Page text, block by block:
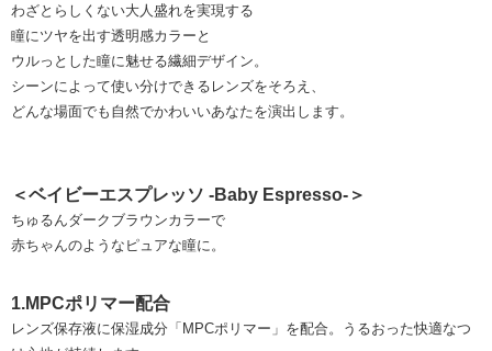
わざとらしくない大人盛れを実現する
瞳にツヤを出す透明感カラーと
ウルっとした瞳に魅せる繊細デザイン。
シーンによって使い分けできるレンズをそろえ、
どんな場面でも自然でかわいいあなたを演出します。
＜ベイビーエスプレッソ -Baby Espresso-＞
ちゅるんダークブラウンカラーで
赤ちゃんのようなピュアな瞳に。
1.MPCポリマー配合
レンズ保存液に保湿成分「MPCポリマー」を配合。うるおった快適なつ